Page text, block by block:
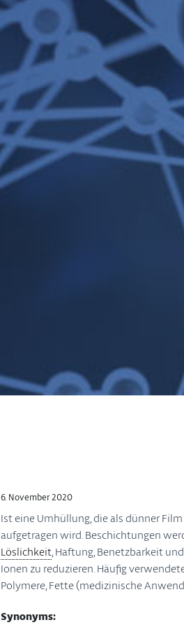
6. November 2020
Ist eine Umhüllung, die als dünner
aufgetragen wird. Beschichtungen
Löslichkeit, Haftung, Benetzbarkeit
Ionen zu reduzieren. Häufig
Polymere, Fette (medizinische
Synonyms: